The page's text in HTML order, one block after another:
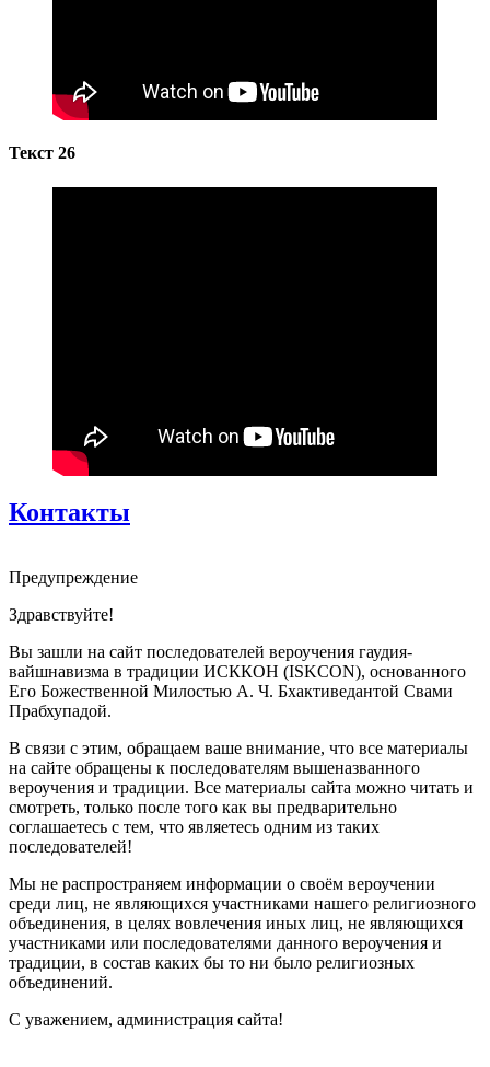
Текст 26
Контакты
Предупреждение
Здравствуйте!
Вы зашли на сайт последователей вероучения гаудия-
вайшнавизма в традиции ИСККОН (ISKCON), основанного
Его Божественной Милостью А. Ч. Бхактиведантой Свами
Прабхупадой.
В связи с этим, обращаем ваше внимание, что все материалы
на сайте обращены к последователям вышеназванного
вероучения и традиции. Все материалы сайта можно читать и
смотреть, только после того как вы предварительно
соглашаетесь с тем, что являетесь одним из таких
последователей!
Мы не распространяем информации о своём вероучении
среди лиц, не являющихся участниками нашего религиозного
объединения, в целях вовлечения иных лиц, не являющихся
участниками или последователями данного вероучения и
традиции, в состав каких бы то ни было религиозных
объединений.
С уважением, администрация сайта!